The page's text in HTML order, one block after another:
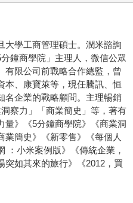
大學工商管理碩士。潤米諮詢
鐘商學院」主理人，微信公眾
有限公司前戰略合作總監，曾
本、康寶萊等，現任騰訊、恒
名企業的戰略顧問。主理暢銷
察力」「商業簡史」等，著有
量》《5分鐘商學院》《商業洞
業簡史》《新零售》《每個人
：小米案例版》《傳統企業，
突如其來的旅行》《2012，買